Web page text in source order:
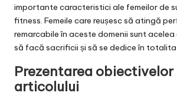
importante caracteristici ale femeilor de
fitness. Femeile care reușesc să atingă
remarcabile în aceste domenii sunt acelea
să facă sacrificii și să se dedice în
Prezentarea
articolului